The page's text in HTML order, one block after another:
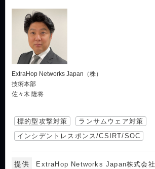
ExtraHop Networks Japan（株）
技術本部
佐々木 隆将
標的型攻撃対策
ランサムウェア対策
インシデントレスポンス/CSIRT/SOC
提供 ExtraHop Networks Japan株式会社